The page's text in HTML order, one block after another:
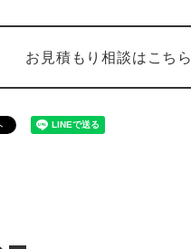
お見積もり相談はこちら